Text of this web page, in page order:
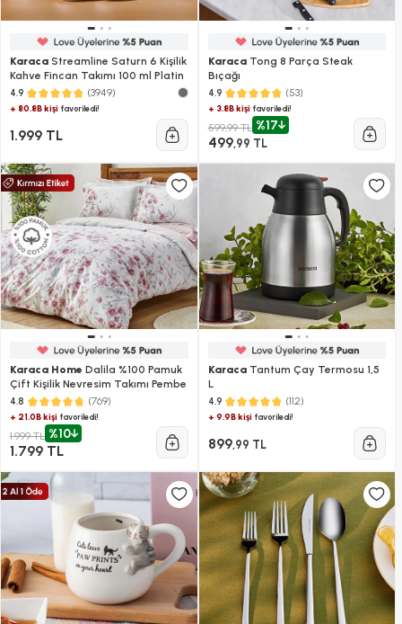
Karaca Streamline Saturn 6 Kişilik
Kahve Fincan Takımı 100 ml Platin
4.9 (3949)
+ 80.8B kişi favoriledi!
1.999 TL
KaracaTong 8 Parça Steak
Bıçağı
4.9 (53)
+ 3.8B kişifavoriledi!
599,99 TL %17
499,99 TL
Karaca Home Dalila %100 Pamuk
Çift Kişilik Nevresim Takımı Pembe
4.8 (769)
+ 21.0B kişi favoriledi!
1.999 TL %10
1.799 TL
KaracaTantum Çay Termosu 1,5
L
4.9 (112)
+ 9.9B kişifavoriledi!
899,99 TL